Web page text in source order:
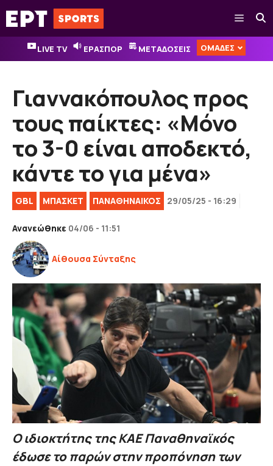
Μετάβαση
σε
περιεχόμενο
Μενού
LIVE TV ΕΡΑΣΠΟΡ ΜΕΤΑΔΟΣΕΙΣ ΟΜΑΔΕΣ
Γιαννακόπουλος προς
τους παίκτες: «Μόνο
το 3-0 είναι αποδεκτό,
κάντε το για μένα»
GBL ΜΠΑΣΚΕΤ ΠΑΝΑΘΗΝΑΙΚΟΣ 29/05/25 - 16:29
Ανανεώθηκε 04/06 - 11:51
Αίθουσα Σύνταξης
O ιδιοκτήτης της ΚΑΕ Παναθηναϊκός
έδωσε το παρών στην προπόνηση των